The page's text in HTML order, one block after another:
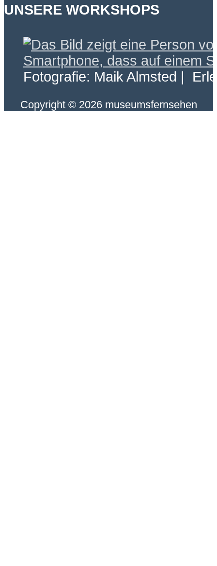
UNSERE WORKSHOPS
Fotografie: Maik Almsted |
Copyright © 2026 museumsfernsehen